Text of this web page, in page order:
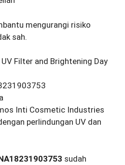
mengurangi risiko
sah.
Filter and Brightening Day
Inti Cosmetic Industries
perlindungan UV dan
sudah